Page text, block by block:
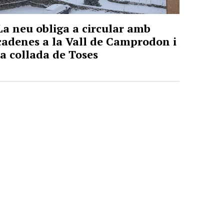
neu obliga a circular amb
a la Vall de Camprodon i
collada de Toses